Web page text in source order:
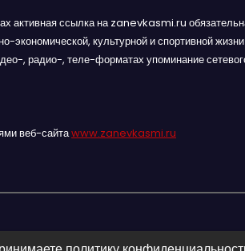
активная ссылка на zanevkasmi.ru
культурной и спортивной
, радио-, теле-форматах упоминание
веб-сайтаwww.zanevkasmi.ru